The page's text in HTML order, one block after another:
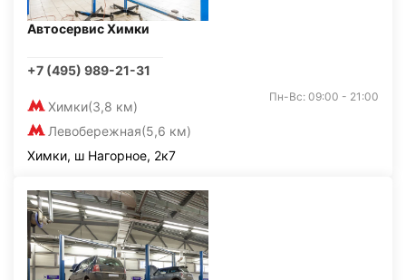
Автосервис Химки
+7 (495) 989-21-31
Химки(3,8 км)
Левобережная(5,6 км)
Пн-Вс: 09:00 - 21:00
Химки, ш Нагорное, 2к7